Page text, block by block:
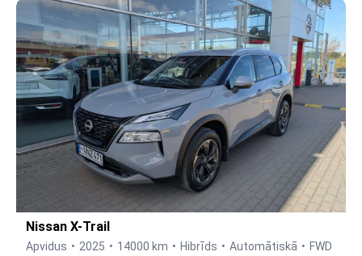
Nissan X-Trail
Apvidus 2025 14000 km Hibrīds Automātiskā
FWD